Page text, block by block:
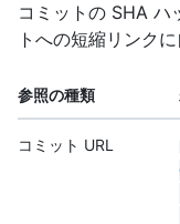
コミットの SHA ハ
トへの短縮リンク
参照の種類
コミット URL